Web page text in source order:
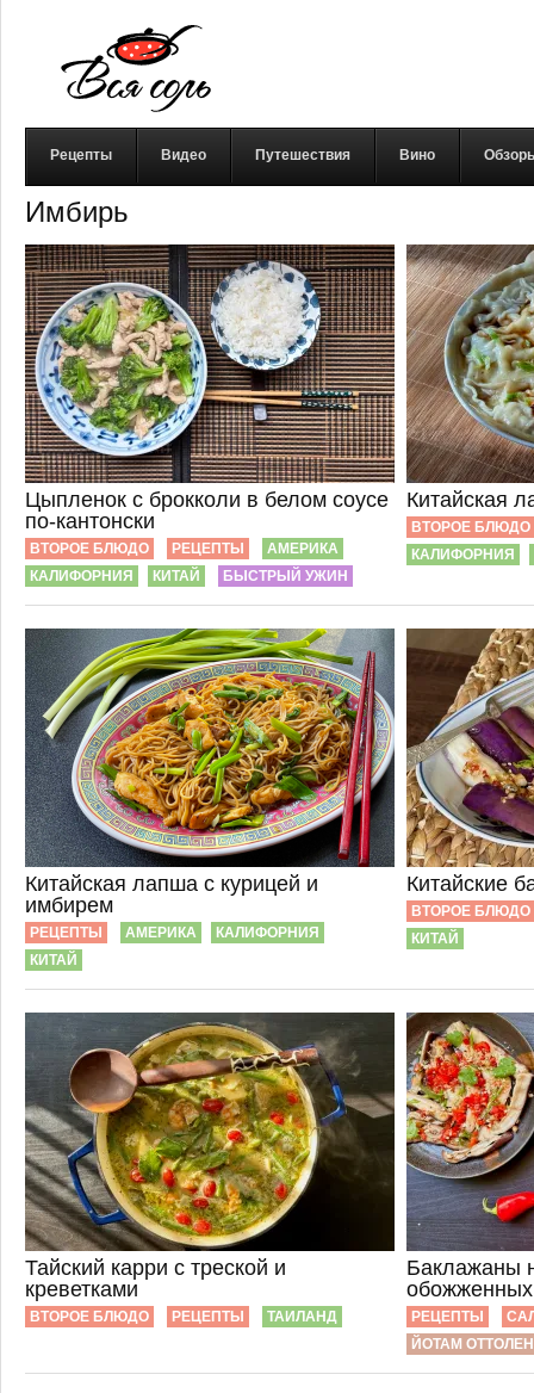
Рецепты Видео Путешествия Вино
Имбирь
Цыпленок с брокколи в белом соусе
по-кантонски
ВТОРОЕ БЛЮДО РЕЦЕПТЫ
АМЕРИКА
КАЛИФОРНИЯ
КИТАЙ БЫСТРЫЙ УЖИН
Китайская
ВТОРОЕ БЛЮДО
КАЛИФОРНИЯ
Китайская лапша с курицей и
имбирем
РЕЦЕПТЫ АМЕРИКА
КАЛИФОРНИЯ
КИТАЙ
Китайские
ВТОРОЕ БЛЮДО
КИТАЙ
Тайский карри с треской и
креветками
ВТОРОЕ БЛЮДО РЕЦЕПТЫ ТАИЛАНД
Баклажаны
РЕЦЕПТЫ
ЙОТАМ